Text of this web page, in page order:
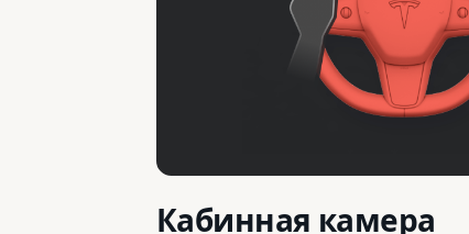
Кабинная камера